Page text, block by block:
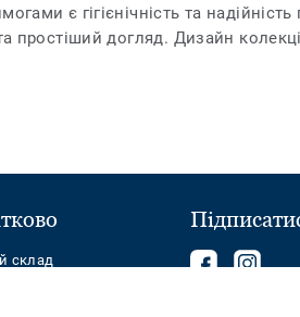
є гігієнічність та
простіший догляд. Дизайн
склад
Follow